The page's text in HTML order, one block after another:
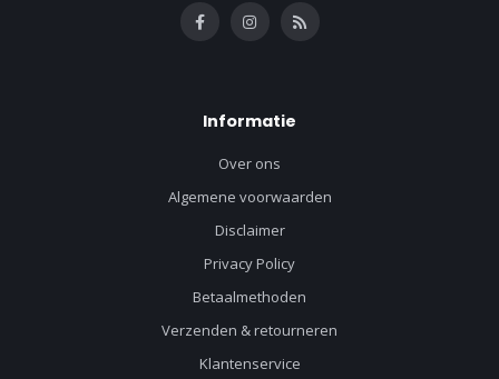
Informatie
Over ons
Algemene voorwaarden
Disclaimer
Privacy Policy
Betaalmethoden
Verzenden & retourneren
Klantenservice